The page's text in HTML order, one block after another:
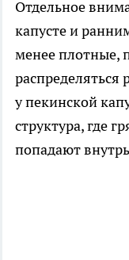
Отдельное
капусте и
менее плотные,
распределяться
у пекинской
структура, где
попадают